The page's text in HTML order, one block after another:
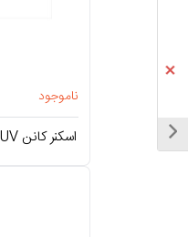
ناموجود
اسکنر کانن Canon CR-190i II UV